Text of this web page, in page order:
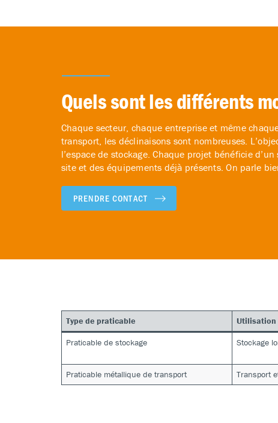
Quels sont les différents
Chaque secteur, chaque entreprise et même
transport, les déclinaisons sont nombreuses.
l’espace de stockage. Chaque projet bénéficie
site et des équipements déjà présents. On parle
PRENDRE CONTACT
Type de praticable Utilisation
Praticable de stockage
Stockage
Praticable métallique de transport Transport